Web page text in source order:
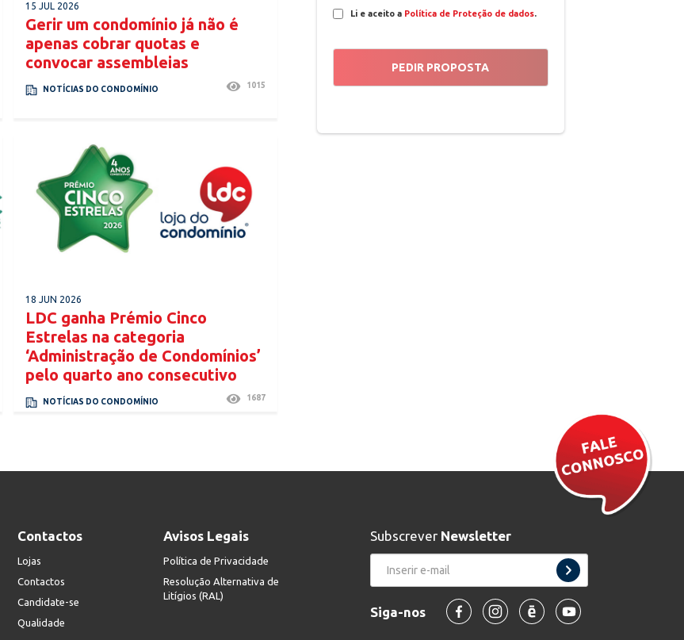
15 JUL 2026
Gerir um condomínio já não é
apenas cobrar quotas e
convocar assembleias
NOTÍCIAS DO CONDOMÍNIO 1015
18 JUN 2026
LDC ganha Prémio Cinco
Estrelas na categoria
‘Administração de Condomínios’
pelo quarto ano consecutivo
NOTÍCIAS DO CONDOMÍNIO 1687
Li e aceito a Política de Proteção de dados.
Contactos
Lojas
Contactos
Candidate-se
Qualidade
Avisos Legais
Política de Privacidade
Resolução Alternativa de
Litígios (RAL)
Subscrever Newsletter
Siga-nos